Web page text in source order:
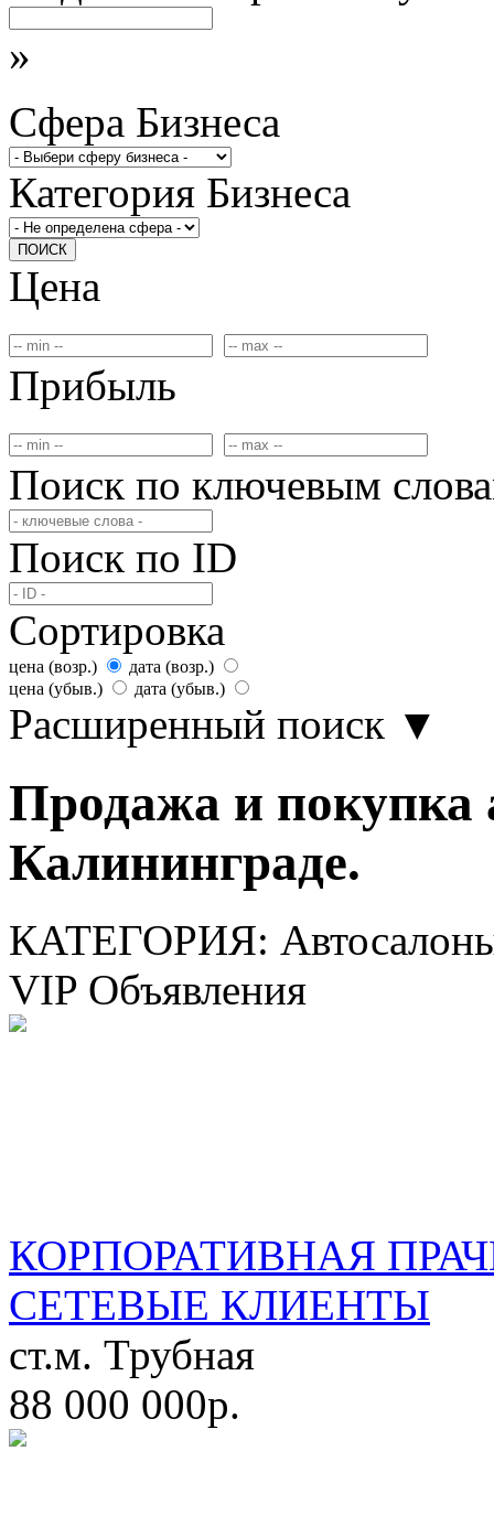
»
Сфера Бизнеса
Категория Бизнеса
ПОИСК
Цена
Прибыль
Поиск по ключевым
Поиск по ID
Сортировка
цена (возр.)
дата (возр.)
цена (убыв.)
дата (убыв.)
Расширенный поиск ▼
Продажа и покупка
Калининграде.
КАТЕГОРИЯ:
VIP Объявления
КОРПОРАТИВНАЯ
СЕТЕВЫЕ КЛИЕНТЫ
ст.м. Трубная
88 000 000р.